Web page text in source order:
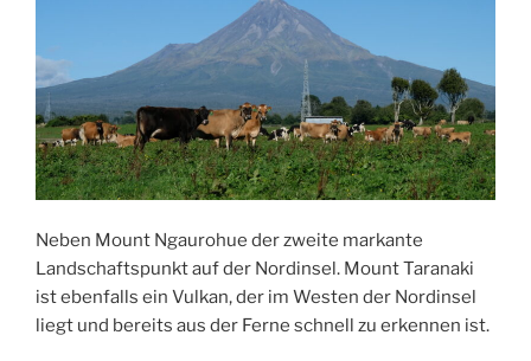
Neben Mount Ngaurohue der zweite markante
Landschaftspunkt auf der Nordinsel. Mount Taranaki
ist ebenfalls ein Vulkan, der im Westen der Nordinsel
liegt und bereits aus der Ferne schnell zu erkennen ist.